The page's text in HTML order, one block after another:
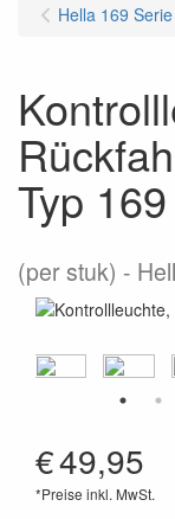
Hella 169 Serie
Typ 169
(per stuk)
€49,95
*Preise inkl. MwSt.